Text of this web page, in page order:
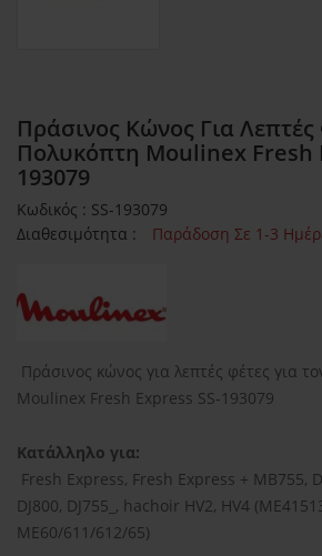
Πράσινος Κώνος Για Λεπτές
Πολυκόπτη Moulinex Fresh
193079
Κωδικός : SS-193079
Διαθεσιμότητα :
Παράδοση Σε 1-3
Πράσινος κώνος για λεπτές φέτες για
Moulinex Fresh Express SS-193079
Κατάλληλο για:
Fresh Express, Fresh Express + MB755,
DJ800, DJ755_, hachoir HV2, HV4
ME60/611/612/65)